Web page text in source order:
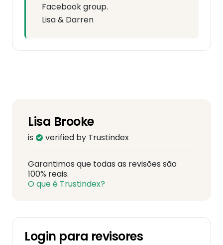
Facebook group.
Lisa & Darren
Lisa Brooke
is verified by Trustindex
Garantimos que todas as revisões são
100% reais.
O que é Trustindex?
Login para revisores